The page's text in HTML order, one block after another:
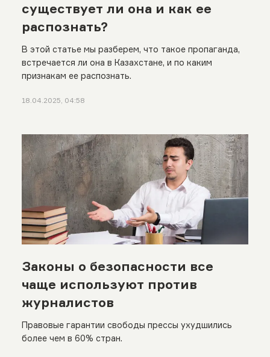
существует ли она и как ее
распознать?
В этой статье мы разберем, что такое пропаганда,
встречается ли она в Казахстане, и по каким
признакам ее распознать.
18.04.2025, 04:58
Законы о безопасности все
чаще используют против
журналистов
Правовые гарантии свободы прессы ухудшились
более чем в 60% стран.